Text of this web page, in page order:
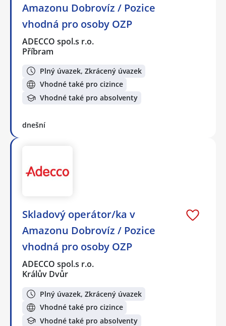
Amazonu Dobrovíz / Pozice
vhodná pro osoby OZP
ADECCO spol.s r.o.
Příbram
Plný úvazek, Zkrácený úvazek
Vhodné také pro cizince
Vhodné také pro absolventy
dnešní
Skladový operátor/ka v
Amazonu Dobrovíz / Pozice
vhodná pro osoby OZP
ADECCO spol.s r.o.
Králův Dvůr
Plný úvazek, Zkrácený úvazek
Vhodné také pro cizince
Vhodné také pro absolventy